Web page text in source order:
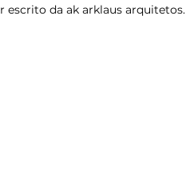
escrito da ak arklaus arquitetos.